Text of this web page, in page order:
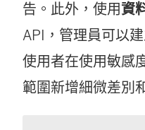
告。此外，使用資
API，管理員可以
使用者在使用敏感
範圍新增細微差別